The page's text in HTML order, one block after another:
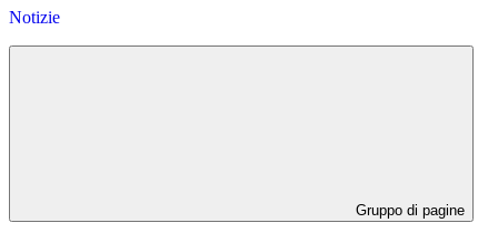
Notizie
Gruppo di pagine